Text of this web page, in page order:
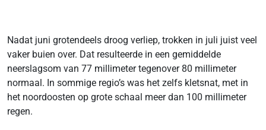
Nadat juni grotendeels droog verliep, trokken in juli juist veel
vaker buien over. Dat resulteerde in een gemiddelde
neerslagsom van 77 millimeter tegenover 80 millimeter
normaal. In sommige regio’s was het zelfs kletsnat, met in
het noordoosten op grote schaal meer dan 100 millimeter
regen.